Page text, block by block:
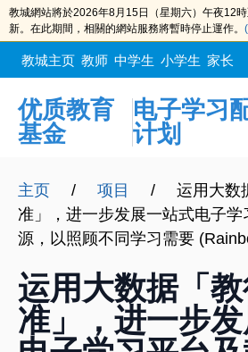
教城網站將於2026年8月15日（星期六）午夜12
新。在此期間，相關的網站服務將暫時停止運作。
教城主页 教师 中学生 小学生 家长
优质教育
基金
电子学习
计划
主页 / 项目 /
运用大数
准」，进一步发展一站式电子学
源，以照顾不同学习需要
运用大数据「
准」，进一步